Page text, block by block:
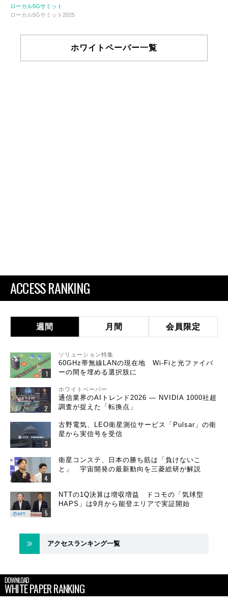
ローカル5Gサミット
ローカル5Gサミット2025
ホワイトペーパー一覧
ACCESS RANKING
週間 月間 会員限定
ソリューション特集
60GHz帯無線LANの現在地 Wi-Fiと光ファイバ
ーの間を埋める選択肢に
ホワイトペーパー
通信業界のAIトレンド2026 ― NVIDIA 1000社超
調査が捉えた「転換点」
古野電気、LEO衛星測位サービス「Pulsar」の衛
星から実信号を受信
衛星コンステ、日本の勝ち筋は「負けないこ
と」 宇宙開発の最新動向を三菱総研が解説
NTTの1Q決算は増収増益 ドコモの「気球型
HAPS」は9月から能登エリアで実証開始
アクセスランキング一覧
DOWNLOAD
WHITE PAPER RANKING